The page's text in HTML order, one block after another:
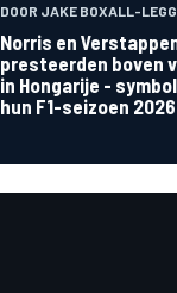
DOOR JAKE BOXALL-
Norris en
presteerden boven
in Hongarije -
hun F1-seizoen 2026